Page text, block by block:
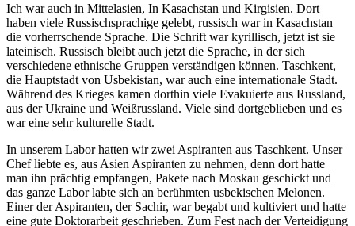
Ich war auch in Mittelasien, In Kasachstan und Kirgisien. Dort
haben viele Russischsprachige gelebt, russisch war in Kasachstan
die vorherrschende Sprache. Die Schrift war kyrillisch, jetzt ist sie
lateinisch. Russisch bleibt auch jetzt die Sprache, in der sich
verschiedene ethnische Gruppen verständigen können. Taschkent,
die Hauptstadt von Usbekistan, war auch eine internationale Stadt.
Während des Krieges kamen dorthin viele Evakuierte aus Russland,
aus der Ukraine und Weißrussland. Viele sind dortgeblieben und es
war eine sehr kulturelle Stadt.
In unserem Labor hatten wir zwei Aspiranten aus Taschkent. Unser
Chef liebte es, aus Asien Aspiranten zu nehmen, denn dort hatte
man ihn prächtig empfangen, Pakete nach Moskau geschickt und
das ganze Labor labte sich an berühmten usbekischen Melonen.
Einer der Aspiranten, der Sachir, war begabt und kultiviert und hatte
eine gute Doktorarbeit geschrieben. Zum Fest nach der Verteidigung